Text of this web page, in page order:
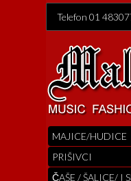
Telefon 01
MAJICE/HUDICE
PRIŠIVCI
ČAŠE / ŠALICE/ I